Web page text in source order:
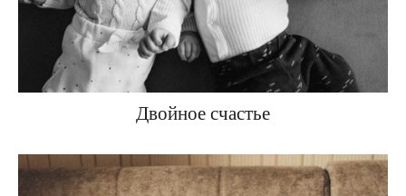
Двойное счастье